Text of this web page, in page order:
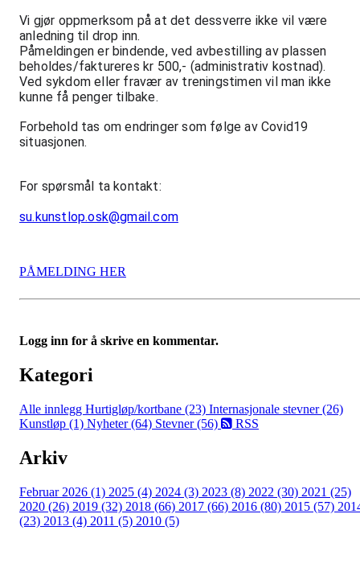
Vi gjør oppmerksom på at det dessverre ikke vil være
anledning til drop inn.
Påmeldingen er bindende, ved avbestilling av plassen
beholdes/faktureres kr 500,- (administrativ kostnad).
Ved sykdom eller fravær av treningstimen vil man ikke
kunne få penger tilbake.
Forbehold tas om endringer som følge av Covid19
situasjonen.
For spørsmål ta kontakt:
su.kunstlop.osk@gmail.com
PÅMELDING HER
Logg inn for å skrive en kommentar.
Kategori
Alle innlegg Hurtigløp/kortbane (23) Internasjonale stevner (26)
Kunstløp (1) Nyheter (64) Stevner (56) RSS
Arkiv
Februar 2026 (1) 2025 (4) 2024 (3) 2023 (8) 2022 (30) 2021 (25)
2020 (26) 2019 (32) 2018 (66) 2017 (66) 2016 (80) 2015 (57)
(23) 2013 (4) 2011 (5) 2010 (5)